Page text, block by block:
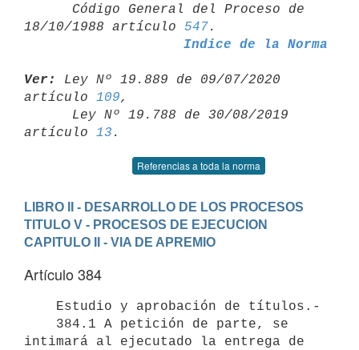
18/10/1988 artículo 547
Indice de la Norma
Ver:
Ley Nº 19.889 de 09/07/2020
artículo 109,
artículo 13
Referencias a toda la norma
LIBRO II - DESARROLLO DE LOS PROCESOS
TITULO V - PROCESOS DE EJECUCION
CAPITULO II - VIA DE APREMIO
Artículo 384
intimará al ejecutado la entrega de